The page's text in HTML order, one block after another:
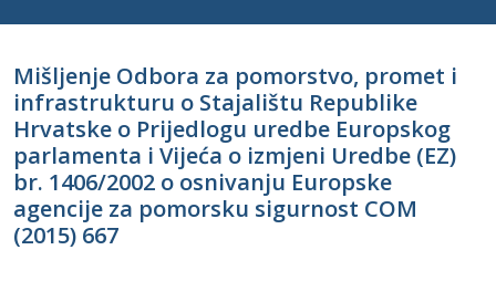
Mišljenje Odbora za pomorstvo, promet i
infrastrukturu o Stajalištu Republike
Hrvatske o Prijedlogu uredbe Europskog
parlamenta i Vijeća o izmjeni Uredbe (EZ)
br. 1406/2002 o osnivanju Europske
agencije za pomorsku sigurnost COM
(2015) 667